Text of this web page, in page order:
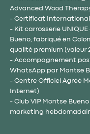
Advanced Wood
- Certificat International
- Kit carrosserie
Bueno, fabriqué en
qualité premium (valeur
- Accompagnement
WhatsApp par Montse
- Centre Officiel Agréé
Internet)
- Club VIP Montse
marketing